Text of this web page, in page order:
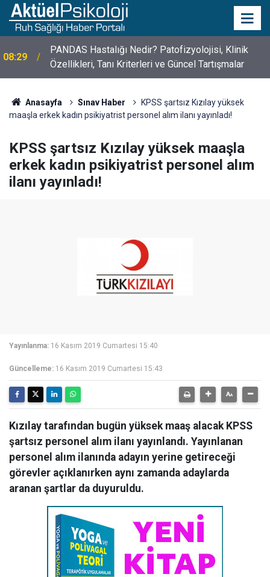
10:30
10 Mayıs Psikologlar Günü Nasıl Ortaya Çıktı? 10
Mayıs Tarihinin Hikayesi
Anasayfa Sınav Haber
KPSS şartsız Kızılay yüksek
maaşla erkek kadın psikiyatrist personel alım ilanı yayınladı!
KPSS şartsız Kızılay yüksek maaşla
erkek kadın psikiyatrist personel alım
ilanı yayınladı!
Yayınlanma: 16 Kasım 2019 Cumartesi 15:40
Güncelleme: 16 Kasım 2019 Cumartesi 15:43
Kızılay tarafından bugün yüksek maaş alacak KPSS
şartsız personel alım ilanı yayınlandı. Yayınlanan
personel alım ilanında adayın yerine getireceği
görevler açıklanırken aynı zamanda adaylarda
aranan şartlar da duyuruldu.